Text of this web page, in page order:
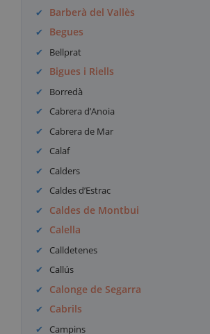
Barberà del Vallès
Begues
Bellprat
Bigues i Riells
Borredà
Cabrera d’Anoia
Cabrera de Mar
Calaf
Calders
Caldes d’Estrac
Caldes de Montbui
Calella
Calldetenes
Callús
Calonge de Segarra
Cabrils
Campins